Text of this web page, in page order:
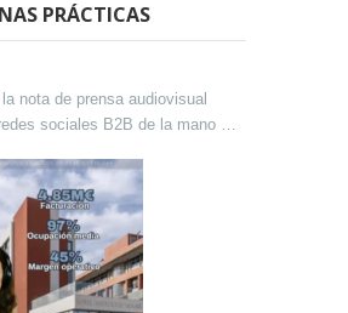
PRÁCTICAS
la nota de prensa audiovisual
sociales B2B de la mano de